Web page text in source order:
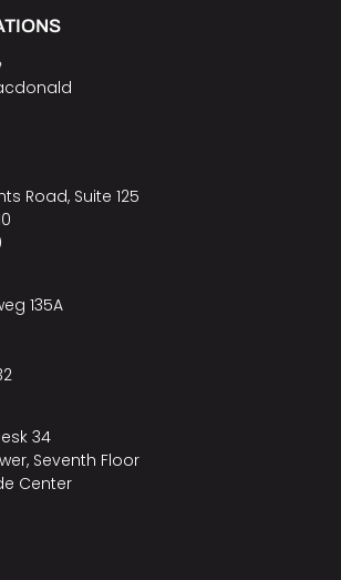
Road, Suite 125
135A
34
Seventh Floor
Center